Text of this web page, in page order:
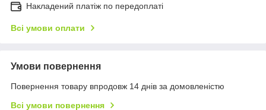
Накладений платіж по передоплаті
Всі умови оплати
Умови повернення
Повернення товару впродовж 14 днів за домовленістю
Всі умови повернення